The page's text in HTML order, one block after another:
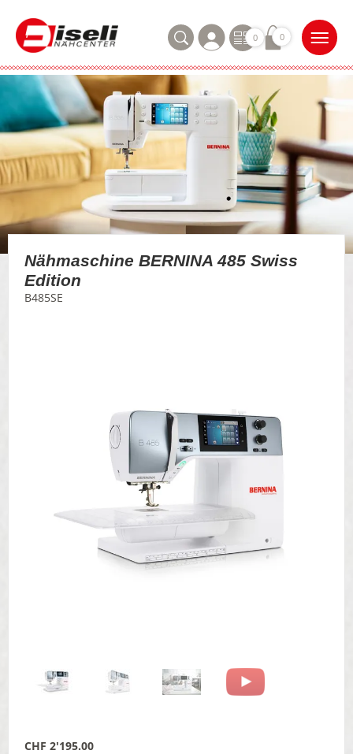
0 0
Nähmaschine BERNINA 485 Swiss
Edition
B485SE
Mit dem Laden des Videos akzeptieren
Sie die Datenschutzerklärung von
YouTube.
Mehr erfahren
Video laden
YouTube immer entsperren
CHF 2'195.00